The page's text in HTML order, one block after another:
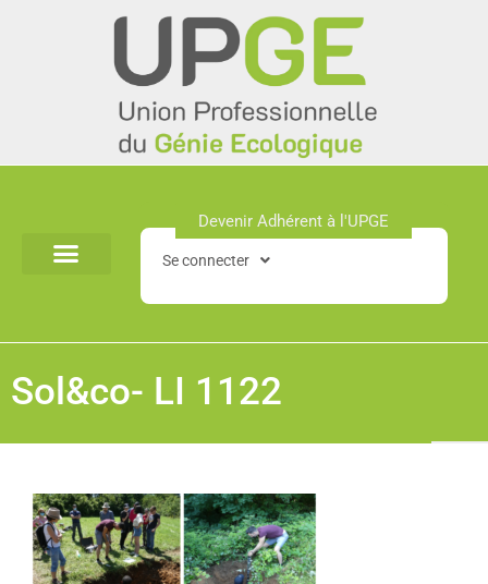
Devenir Adhérent à l'UPGE​
Se connecter
Sol&co- LI 1122